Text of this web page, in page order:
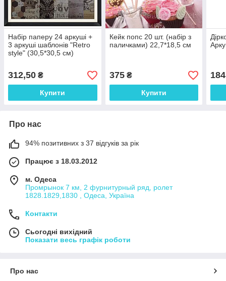
Набір паперу 24 аркуші +
3 аркуші шаблонів "Retro
style" (30,5*30,5 см)
312,50 ₴
Купити
Кейк попс 20 шт. (набір з
паличками) 22,7*18,5 см
375₴
Купити
184
Про нас
94% позитивних з 37 відгуків за рік
Працює з 18.03.2012
м. Одеса
Промрынок 7 км, 2 фурнитурный ряд, ролет
1828.1829,1830 , Одеса, Україна
Контакти
Сьогодні вихідний
Показати весь графік роботи
Про нас